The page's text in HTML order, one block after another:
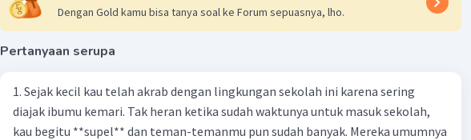
Dengan Gold kamu bisa tanya soal ke Forum sepuasnya, lho.
Pertanyaan serupa
1. Sejak kecil kau telah akrab dengan lingkungan sekolah ini karena sering
diajak ibumu kemari. Tak heran ketika sudah waktunya untuk masuk sekolah,
kau begitu **supel** dan teman-temanmu pun sudah banyak. Mereka umumnya